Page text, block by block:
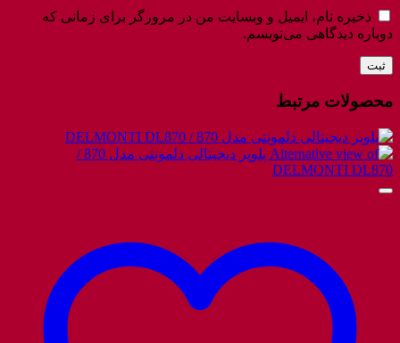
ذخیره نام، ایمیل و وبسایت من در مرورگر برای زمانی که
دوباره دیدگاهی می‌نویسم.
محصولات مرتبط